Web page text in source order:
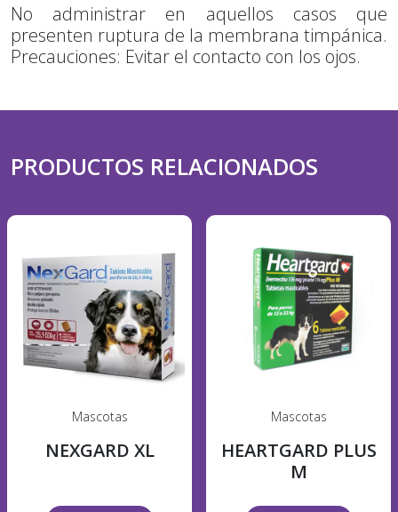
No administrar en aquellos casos que
presenten ruptura de la membrana timpánica.
Precauciones: Evitar el contacto con los ojos.
PRODUCTOS RELACIONADOS
Mascotas
NEXGARD XL
Mascotas
HEARTGARD PLUS
M